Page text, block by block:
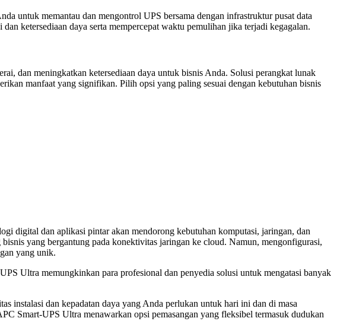
untuk memantau dan mengontrol UPS bersama dengan infrastruktur pusat data
ketersediaan daya serta mempercepat waktu pemulihan jika terjadi kegagalan.
dan meningkatkan ketersediaan daya untuk bisnis Anda. Solusi perangkat lunak
manfaat yang signifikan. Pilih opsi yang paling sesuai dengan kebutuhan bisnis
digital dan aplikasi pintar akan mendorong kebutuhan komputasi, jaringan, dan
yang bergantung pada konektivitas jaringan ke cloud. Namun, mengonfigurasi,
yang unik.
Ultra memungkinkan para profesional dan penyedia solusi untuk mengatasi banyak
instalasi dan kepadatan daya yang Anda perlukan untuk hari ini dan di masa
Smart-UPS Ultra menawarkan opsi pemasangan yang fleksibel termasuk dudukan